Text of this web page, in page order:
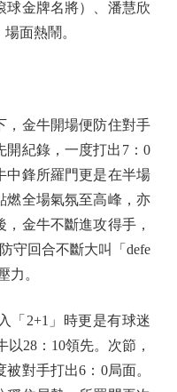
球金牌名將）、潘慧欣
面熱鬧。
金牛開場便防住對手
開紀錄，一度打出7：0
中鋒所羅門更是在半場
燃全場氣氛至高峰，亦
金牛不斷進攻得手，
守回合不斷大叫「defe
力。
2+1」時更是有球迷
28：10領先。次節，
對手打出6：0局面。